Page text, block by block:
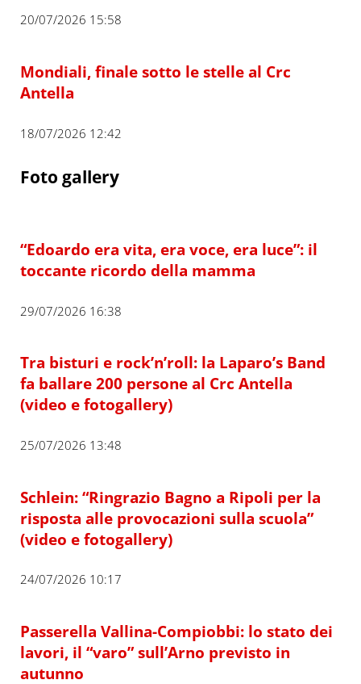
20/07/2026 15:58
Mondiali, finale sotto le stelle al Crc
Antella
18/07/2026 12:42
Foto gallery
“Edoardo era vita, era voce, era luce”: il
toccante ricordo della mamma
29/07/2026 16:38
Tra bisturi e rock’n’roll: la Laparo’s Band
fa ballare 200 persone al Crc Antella
(video e fotogallery)
25/07/2026 13:48
Schlein: “Ringrazio Bagno a Ripoli per la
risposta alle provocazioni sulla scuola”
(video e fotogallery)
24/07/2026 10:17
Passerella Vallina-Compiobbi: lo stato dei
lavori, il “varo” sull’Arno previsto in
autunno